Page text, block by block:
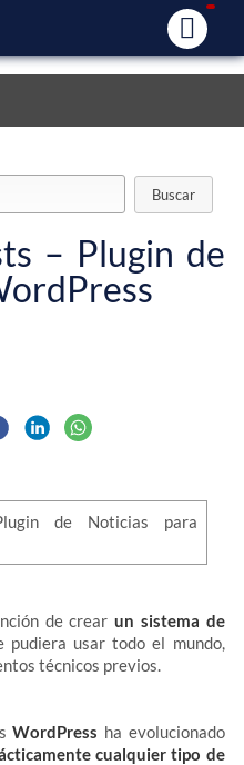
– Plugin de
de crearun sistema de
pudiera usar todo el mundo,
técnicos previos.
WordPress ha evolucionado
cualquier tipo de